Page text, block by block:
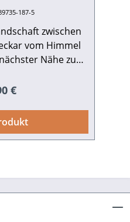
187-5
zwischen
Nähe zu
Darmstadt aus
zum Neckar.
ausgewiesen –
Preis:
€